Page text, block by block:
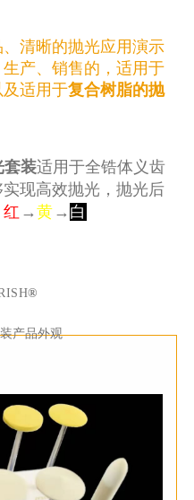
清晰的抛光应用演示
产、销售的，适用于
及适用于复合树脂的抛
套装适用于全锆体义齿
现高效抛光，抛光后
红 →黄 → 白
®
产品外观